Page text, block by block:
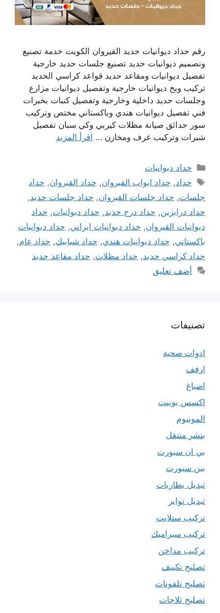
رقم حداد ديوانيات حديد القيروان الكويت خدمة تصنيع
وتصميم ديوانيات حديد تصنيع جلسات حديد خارجية
تفصيل ديوانيات ومقاعد حديد قواعد كراسي الحديد
تركيب وبخ ديوانيات خارجية وتفصيل ديوانيات مزارع
وجلسات حديد داخلية وخارجية وتفصيل كنبات بخبرات
فني تفصيل ديوانيات هندي وباكستاني مختص وتركيب
سور حدائق صيانة مظلات كيربي وكي سبان تفصيل
شبرات وتركيب غرف ومخازن … اقرأ المزيد
التصنيفات
حداد ديوانيات
الوسوم
حداد, حداد ابواب القيروان, حداد القيروان, حداد
جلسات, حداد جلسات القيروان, حداد جلسات حديد,
حداد درابزين, حداد درج حديد, حداد ديوانيات, حداد
ديوانيات القيروان, حداد ديوانيات ايراني, حداد ديوانيات
باكستاني, حداد ديوانيات هندي, حداد شبابيك, حداد عام,
حداد كراسي حديد, حداد مظلات, حداد مقاعد حديد
أضف تعليق
تصنيفات
ادوات صحية
ارفف
اصباغ
اكسس بوينت
المونيوم
بنشر متنقل
بي ان سبورت
بين سبورت
تبديل بطاريات
تبديل تواير
تركيب ستلايت
تركيب سيراميك
تركيب مداخن
تصليح تكييف
تصليح تلفونات
تصليح ثلاجات